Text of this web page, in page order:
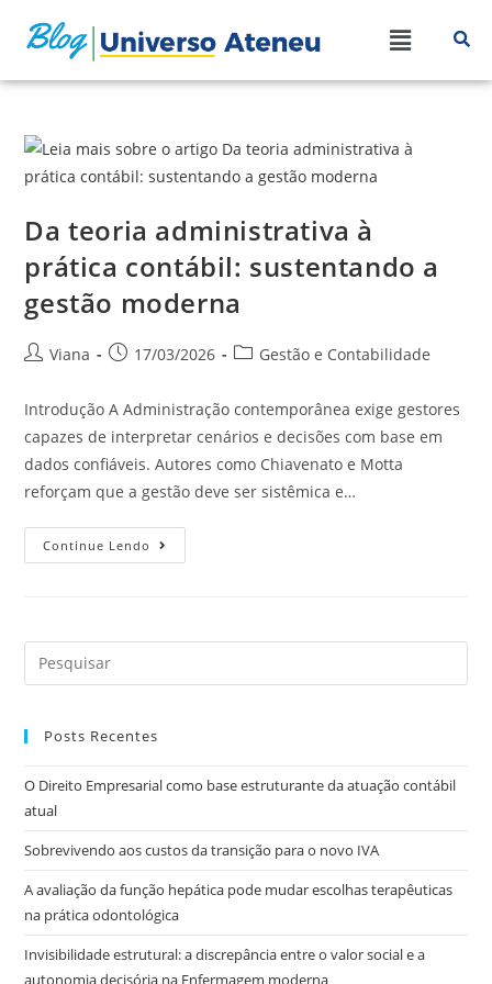
Da teoria administrativa à
prática contábil: sustentando a
gestão moderna
Viana 17/03/2026 Gestão e Contabilidade
Introdução A Administração contemporânea exige gestores
capazes de interpretar cenários e decisões com base em
dados confiáveis. Autores como Chiavenato e Motta
reforçam que a gestão deve ser sistêmica e…
Continue Lendo
Posts Recentes
O Direito Empresarial como base estruturante da atuação contábil
atual
Sobrevivendo aos custos da transição para o novo IVA
A avaliação da função hepática pode mudar escolhas terapêuticas
na prática odontológica
Invisibilidade estrutural: a discrepância entre o valor social e a
autonomia decisória na Enfermagem moderna